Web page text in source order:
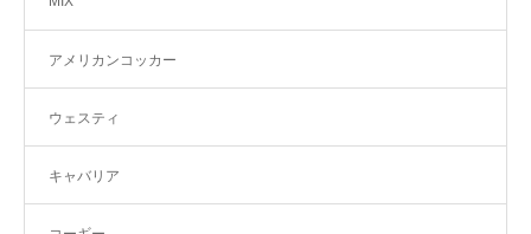
アメリカンコッカー
ウェスティ
キャバリア